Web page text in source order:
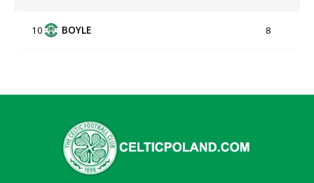
10 BOYLE 8